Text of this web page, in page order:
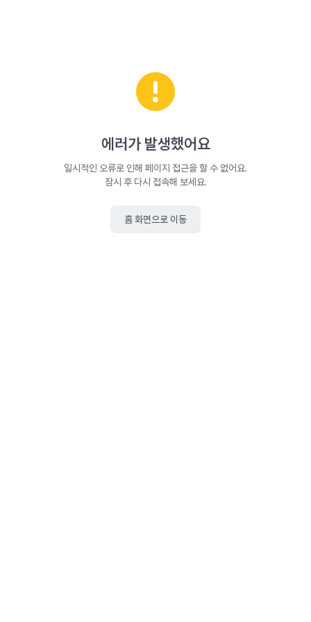
에러가 발생했어요
일시적인 오류로 인해 페이지 접근을 할 수 없어요.
잠시 후 다시 접속해 보세요.
홈 화면으로 이동